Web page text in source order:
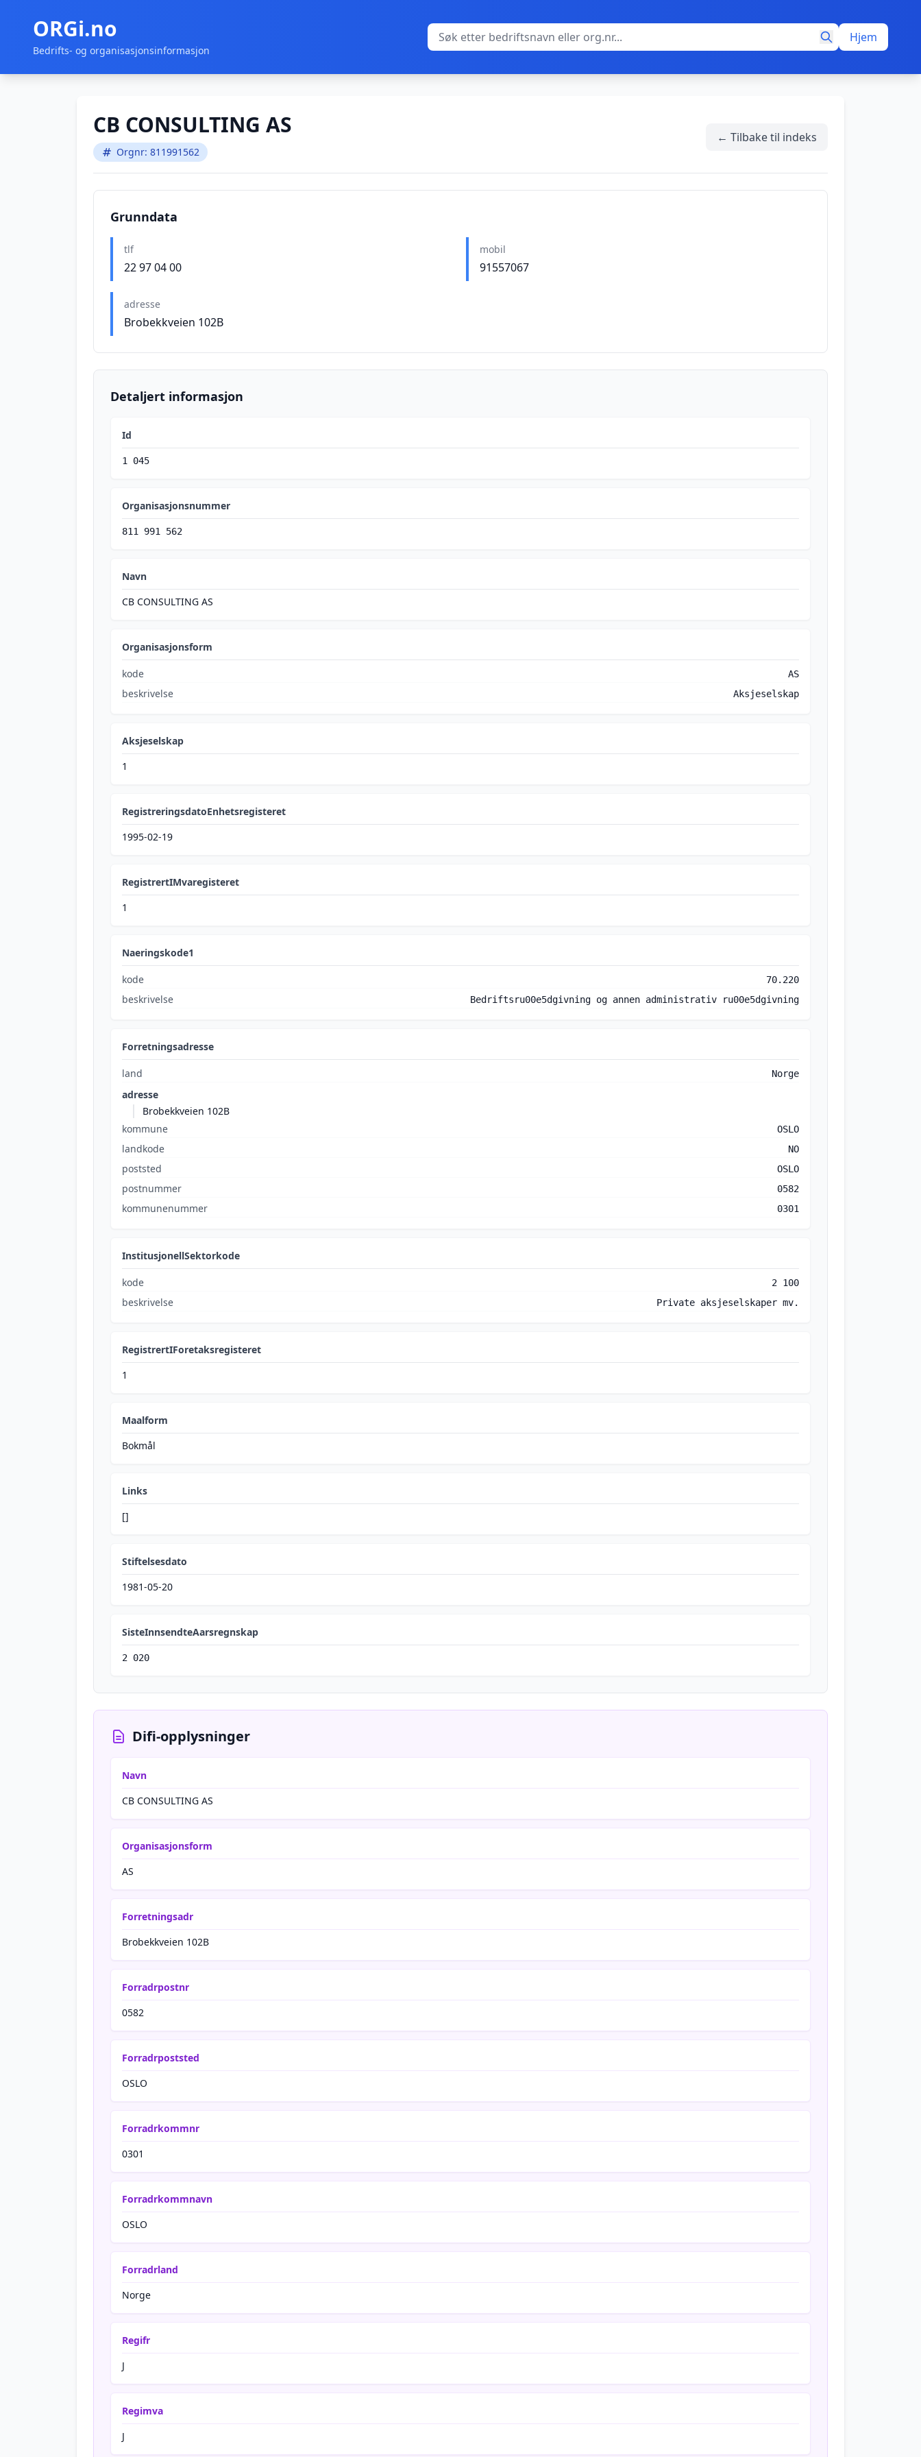
ORGi.no
Bedrifts- og organisasjonsinformasjon
Hjem
CB CONSULTING AS
Orgnr: 811991562
← Tilbake til indeks
Grunndata
tlf
22 97 04 00
mobil
91557067
adresse
Brobekkveien 102B
Detaljert informasjon
Id
1 045
Organisasjonsnummer
811 991 562
Navn
CB CONSULTING AS
Organisasjonsform
kode AS
beskrivelse Aksjeselskap
Aksjeselskap
1
RegistreringsdatoEnhetsregisteret
1995-02-19
RegistrertIMvaregisteret
1
Naeringskode1
kode 70.220
beskrivelse Bedriftsru00e5dgivning og annen administrativ ru00e5dgivning
Forretningsadresse
land Norge
adresse
Brobekkveien 102B
kommune
OSLO
landkode NO
poststed OSLO
postnummer 0582
kommunenummer 0301
InstitusjonellSektorkode
kode 2 100
beskrivelse Private aksjeselskaper mv.
RegistrertIForetaksregisteret
1
Maalform
Bokmål
Links
[]
Stiftelsesdato
1981-05-20
SisteInnsendteAarsregnskap
2 020
Difi-opplysninger
Navn
CB CONSULTING AS
Organisasjonsform
AS
Forretningsadr
Brobekkveien 102B
Forradrpostnr
0582
Forradrpoststed
OSLO
Forradrkommnr
0301
Forradrkommnavn
OSLO
Forradrland
Norge
Regifr
J
Regimva
J